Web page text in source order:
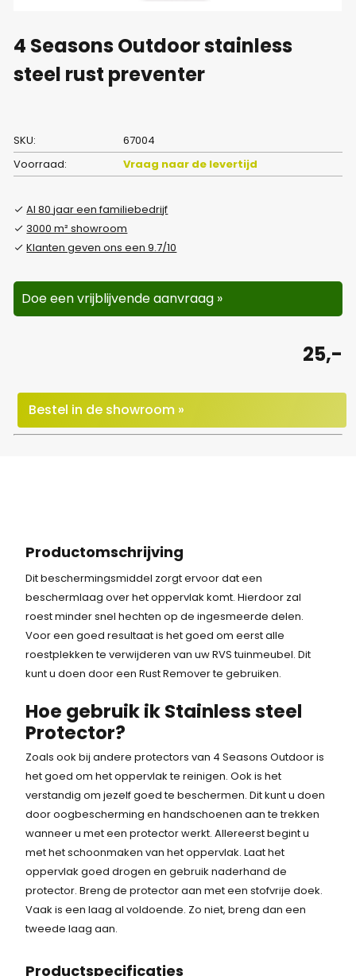
4 Seasons Outdoor stainless
steel rust preventer
SKU:
67004
Voorraad:
Vraag naar de levertijd
Al 80 jaar een familiebedrijf
3000 m² showroom
Klanten geven ons een 9.7/10
Doe een vrijblijvende aanvraag »
25,-
Bestel in de showroom »
Productomschrijving
Dit beschermingsmiddel zorgt ervoor dat een
beschermlaag over het oppervlak komt. Hierdoor zal
roest minder snel hechten op de ingesmeerde delen.
Voor een goed resultaat is het goed om eerst alle
roestplekken te verwijderen van uw RVS tuinmeubel. Dit
kunt u doen door een Rust Remover te gebruiken.
Hoe gebruik ik Stainless steel
Protector?
Zoals ook bij andere protectors van 4 Seasons Outdoor is
het goed om het oppervlak te reinigen. Ook is het
verstandig om jezelf goed te beschermen. Dit kunt u doen
door oogbescherming en handschoenen aan te trekken
wanneer u met een protector werkt. Allereerst begint u
met het schoonmaken van het oppervlak. Laat het
oppervlak goed drogen en gebruik naderhand de
protector. Breng de protector aan met een stofvrije doek.
Vaak is een laag al voldoende. Zo niet, breng dan een
tweede laag aan.
Productspecificaties